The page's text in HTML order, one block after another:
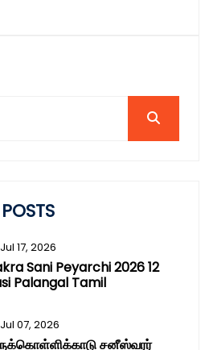
Jul 17, 2026
Sani Peyarchi 2026 12
Palangal Tamil
Jul 07, 2026
சனீஸ்வரர்